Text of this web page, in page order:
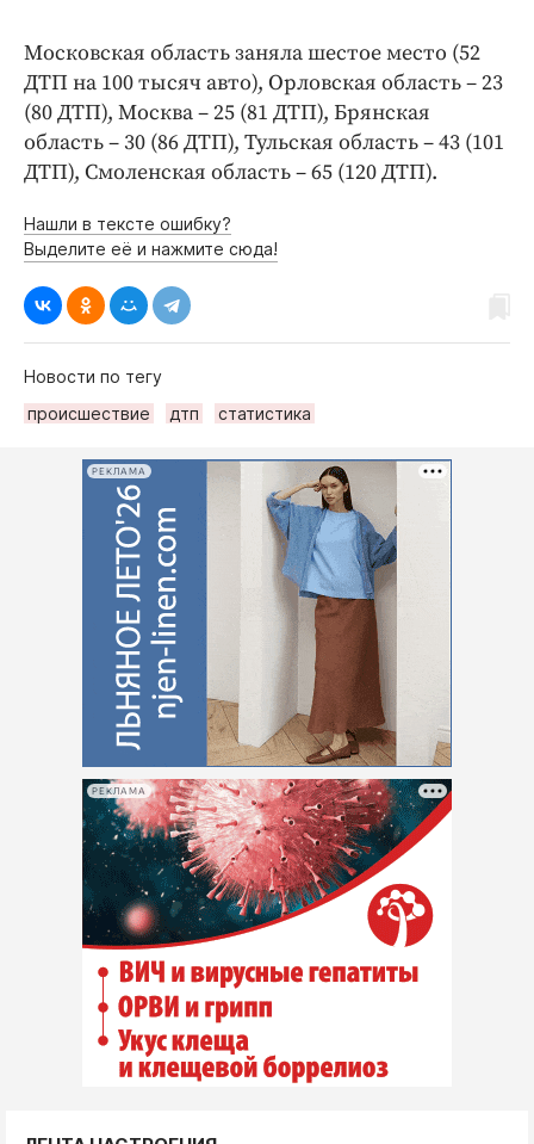
Московская область заняла шестое место (52
ДТП на 100 тысяч авто), Орловская область – 23
(80 ДТП), Москва – 25 (81 ДТП), Брянская
область – 30 (86 ДТП), Тульская область – 43 (101
ДТП), Смоленская область – 65 (120 ДТП).
Нашли в тексте ошибку?
Выделите её и нажмите сюда!
Новости по тегу
происшествие
дтп статистика
РЕКЛАМА
РЕКЛАМА